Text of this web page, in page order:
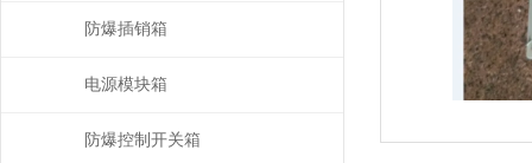
防爆插销箱
电源模块箱
防爆控制开关箱